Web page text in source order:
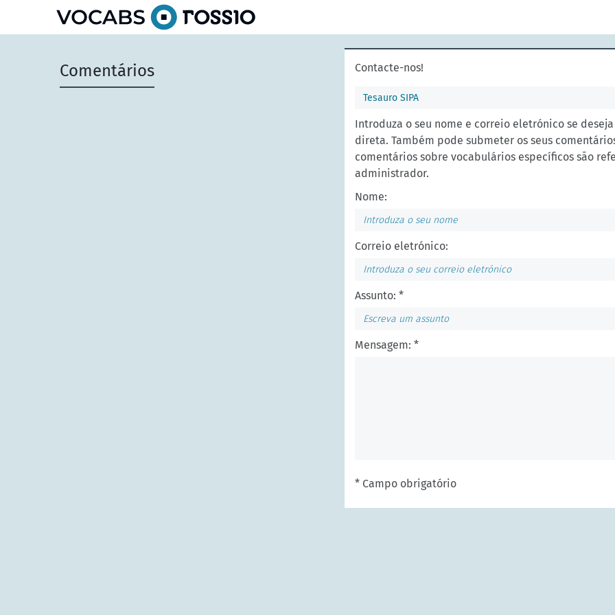
Comentários Contacte-nos!
Tesauro SIPA
Introduza o seu nome e correio eletrónico se
direta. Também pode submeter os seus
comentários sobre vocabulários específicos são
administrador.
Nome:
Correio eletrónico:
Assunto: *
Mensagem: *
* Campo obrigatório